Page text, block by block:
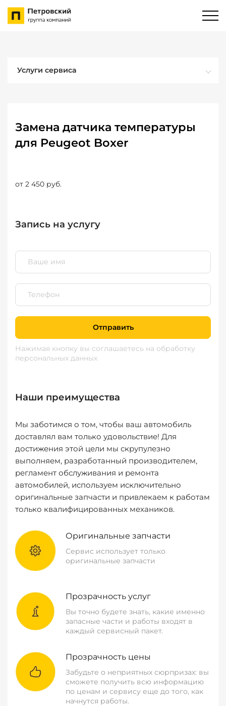
Услуги сервиса
Замена датчика температуры
для Peugeot Boxer
от 2 450 руб.
Запись на услугу
Отправить
Нажимая кнопку вы соглашаетесь на обработку
персональных данных
Наши преимущества
Мы заботимся о том, чтобы ваш автомобиль
доставлял вам только удовольствие! Для
достижения этой цели мы скрупулезно
выполняем, разработанный производителем,
регламент обслуживания и ремонта
автомобилей, используем исключительно
оригинальные запчасти и привлекаем к работам
только квалифицированных механиков.
Оригинальные запчасти
Сервис использует только
оригинальные запчасти
Прозрачность услуг
Вы точно будете знать, какие именно
запасные части и работы входят в
каждый сервисный пакет.
Прозрачность цены
Забудьте о неприятных сюрпризах: вы
сможете получить всю информацию
по ценам и сервису еще до того, как
начнутся работы.